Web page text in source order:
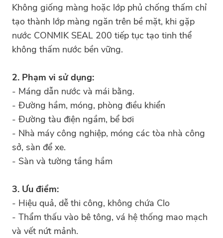
Không giống màng hoặc lớp phủ chống thấm chỉ
tạo thành lớp màng ngăn trên bề mặt, khi gặp
nước CONMIK SEAL 200 tiếp tục tạo tinh thể
không thấm nước bền vững.
2. Phạm vi sử dụng:
- Máng dẫn nước và mái bằng.
- Đường hầm, móng, phòng điều khiển
- Đường tàu điện ngầm, bể bơi
- Nhà máy công nghiệp, móng các tòa nhà công
sở, sàn để xe.
- Sàn và tường tầng hầm
3. Ưu điểm:
- Hiệu quả, dễ thi công, không chứa Clo
- Thẩm thấu vào bê tông, vá hệ thống mao mạch
và vết nứt mảnh.